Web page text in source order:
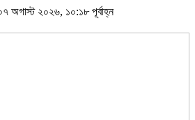
অগাস্ট ২০২৬, ১০:১৮ পূর্বাহ্ন